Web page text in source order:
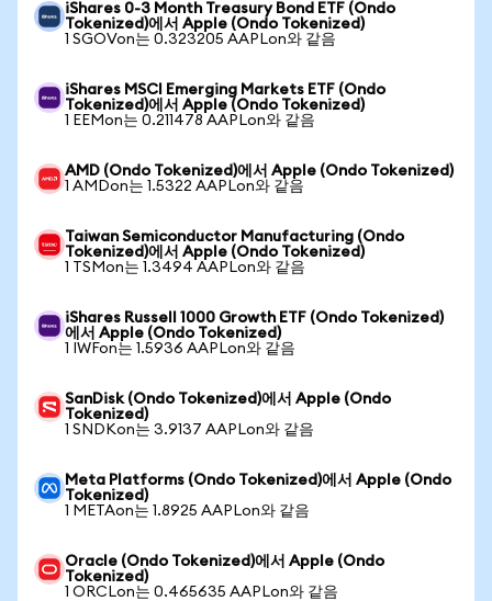
iShares 0-3 Month Treasury Bond ETF (Ondo
Tokenized)에서 Apple (Ondo Tokenized)
1 SGOVon는 0.323205 AAPLon와 같음
iShares MSCI Emerging Markets ETF (Ondo
Tokenized)에서 Apple (Ondo Tokenized)
1 EEMon는 0.211478 AAPLon와 같음
AMD (Ondo Tokenized)에서 Apple (Ondo Tokenized)
1 AMDon는 1.5322 AAPLon와 같음
Taiwan Semiconductor Manufacturing (Ondo
Tokenized)에서 Apple (Ondo Tokenized)
1 TSMon는 1.3494 AAPLon와 같음
iShares Russell 1000 Growth ETF (Ondo Tokenized)
에서 Apple (Ondo Tokenized)
1 IWFon는 1.5936 AAPLon와 같음
SanDisk (Ondo Tokenized)에서 Apple (Ondo
Tokenized)
1 SNDKon는 3.9137 AAPLon와 같음
Meta Platforms (Ondo Tokenized)에서 Apple (Ondo
Tokenized)
1 METAon는 1.8925 AAPLon와 같음
Oracle (Ondo Tokenized)에서 Apple (Ondo
Tokenized)
1 ORCLon는 0.465635 AAPLon와 같음